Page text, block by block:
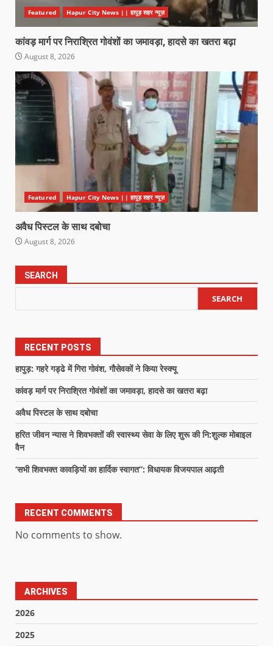
Featured Hapur City News || हापुड़ शहर न्यूज़
कांवड़ मार्ग पर निराश्रित गोवंशों का जमावड़ा, हादसे का खतरा बढ़ा
August 8, 2026
Featured Hapur City News || हापुड़ शहर न्यूज़
अवैध पिस्टल के साथ दबोचा
August 8, 2026
SEARCH
SEARCH
RECENT POSTS
हापुड़: गहरे गड्ढे में गिरा गोवंश, गौसेवकों ने किया रेस्क्यू
कांवड़ मार्ग पर निराश्रित गोवंशों का जमावड़ा, हादसे का खतरा बढ़ा
अवैध पिस्टल के साथ दबोचा
हरित जीवन न्यास ने शिवभक्तों की स्वास्थ्य सेवा के लिए शुरू की नि:शुल्क मोबाइल
वैन
‘सभी शिवभक्त कावड़ियों का हार्दिक स्वागत”: विधायक विजयपाल आढ़ती
RECENT COMMENTS
No comments to show.
ARCHIVES
2026
2025